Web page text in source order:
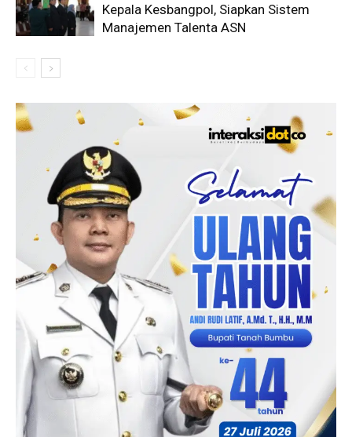
Kepala Kesbangpol, Siapkan Sistem
Manajemen Talenta ASN